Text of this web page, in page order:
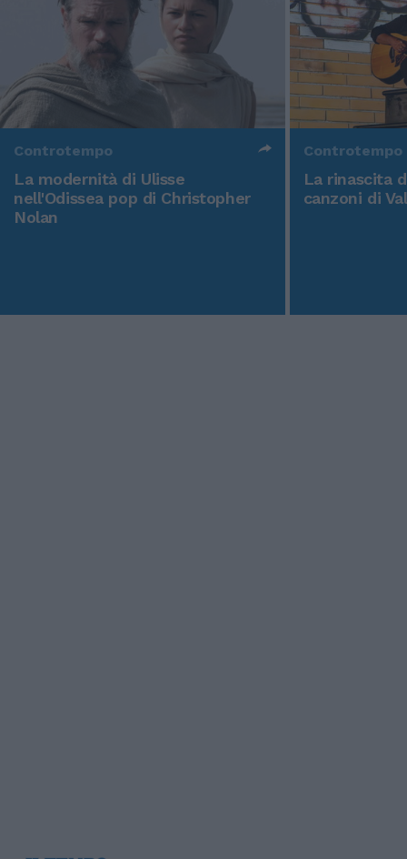
Controtempo
La modernità di Ulisse
nell'Odissea pop di Christopher
Nolan
Controtempo
La rinascita
canzoni di